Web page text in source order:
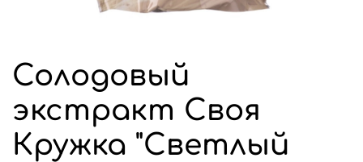
Солодовый
экстракт Своя
Кружка "Светлый